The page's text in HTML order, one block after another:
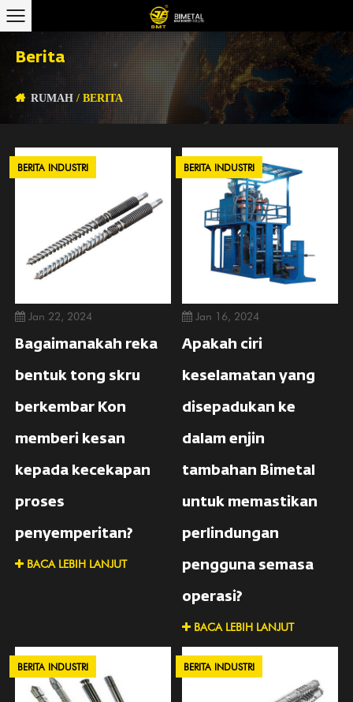
Berita
RUMAH /BERITA
BERITA INDUSTRI
Jan 22, 2024
Bagaimanakah reka
bentuk tong skru
berkembar Kon
memberi kesan
kepada kecekapan
proses
penyemperitan?
BACA LEBIH LANJUT
BERITA INDUSTRI
Jan 16, 2024
Apakah ciri
keselamatan yang
disepadukan ke
dalam enjin
tambahan Bimetal
untuk memastikan
perlindungan
pengguna semasa
operasi?
BACA LEBIH LANJUT
BERITA INDUSTRI BERITA INDUSTRI